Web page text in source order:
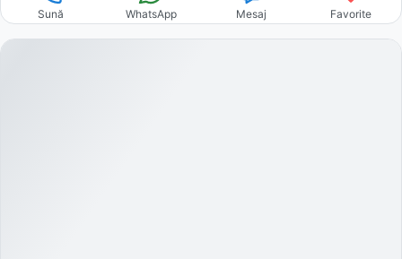
Sună WhatsApp Mesaj Favorite